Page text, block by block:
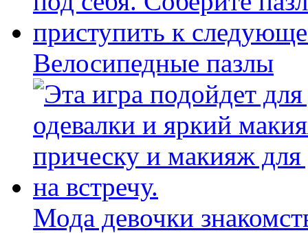
Велосипедные пазлы
Мода девочки